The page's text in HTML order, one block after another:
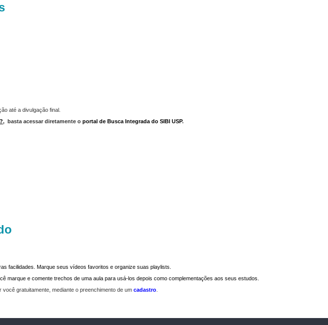
até a divulgação final.
, basta acessar diretamente o portal de Busca Integrada do SIBI USP.
facilidades. Marque seus vídeos favoritos e organize suas playlists.
marque e comente trechos de uma aula para usá-los depois como complementações aos seus estudos.
gratuitamente, mediante o preenchimento de um cadastro